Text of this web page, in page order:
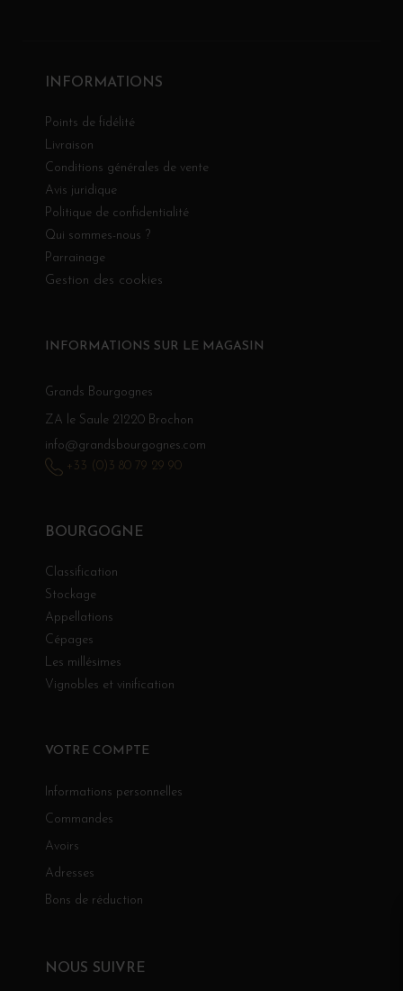
INFORMATIONS
Points de fidélité
Livraison
Conditions générales de vente
Avis juridique
Politique de confidentialité
Qui sommes-nous ?
Parrainage
Gestion des cookies
BOURGOGNE
Classification
Stockage
Appellations
Cépages
Les millésimes
Vignobles et vinification
VOTRE COMPTE
Informations personnelles
Commandes
Avoirs
Adresses
Bons de réduction
INFORMATIONS SUR LE MAGASIN
Grands Bourgognes
ZA le Saule 21220 Brochon
info@grandsbourgognes.com
+33 (0)3 80 79 29 90
NOUS SUIVRE